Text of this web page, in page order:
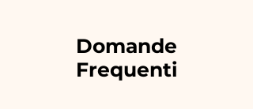
Domande
Frequenti